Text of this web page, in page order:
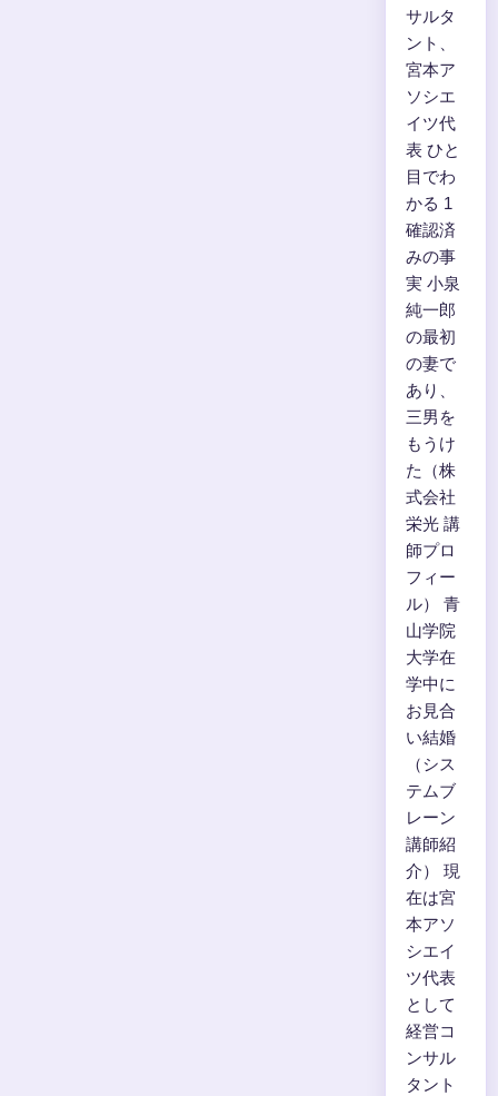
サルタ
ント、
宮本ア
ソシエ
イツ代
表 ひと
目でわ
かる 1
確認済
みの事
実 小泉
純一郎
の最初
の妻で
あり、
三男を
もうけ
た（株
式会社
栄光 講
師プロ
フィー
ル） 青
山学院
大学在
学中に
お見合
い結婚
（シス
テムブ
レーン
講師紹
介） 現
在は宮
本アソ
シエイ
ツ代表
として
経営コ
ンサル
タント